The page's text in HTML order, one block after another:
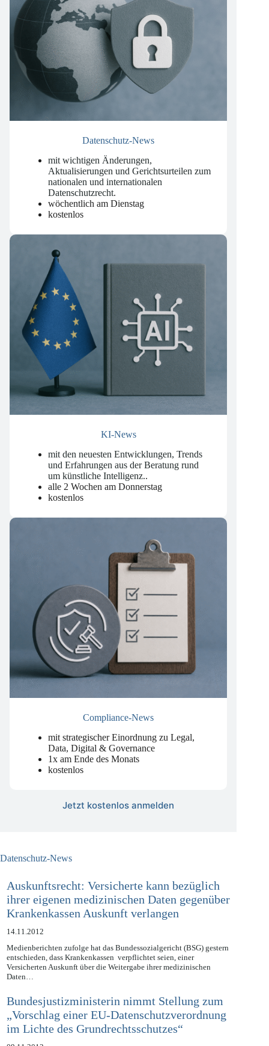
Datenschutz-News
mit wichtigen Änderungen,
Aktualisierungen und Gerichtsurteilen zum
nationalen und internationalen
Datenschutzrecht.
wöchentlich am Dienstag
mit den neuesten Entwicklungen, Trends
und Erfahrungen aus der Beratung rund
um künstliche Intelligenz..
alle 2 Wochen am Donnerstag
mit strategischer Einordnung zu Legal,
Data, Digital & Governance
1x am Ende des Monats
Auskunftsrecht: Versicherte kann bezüglich
ihrer eigenen medizinischen Daten gegenüber
Krankenkassen Auskunft verlangen
14.11.2012
Medienberichten zufolge hat das Bundessozialgericht (BSG) gestern
entschieden, dass Krankenkassen verpflichtet seien, einer
Versicherten Auskunft über die Weitergabe ihrer medizinischen
Bundesjustizministerin nimmt Stellung zum
„Vorschlag einer EU-Datenschutzverordnung
im Lichte des Grundrechtsschutzes“